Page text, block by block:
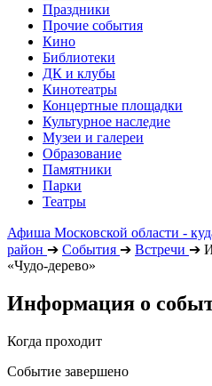
Праздники
Прочие события
Кино
Библиотеки
ДК и клубы
Кинотеатры
Концертные площадки
Культурное наследие
Музеи и галереи
Образование
Памятники
Парки
Театры
Афиша Московской области -
район ➔ События ➔ Встречи ➔
«Чудо-дерево»
Информация о
Когда проходит
Событие завершено